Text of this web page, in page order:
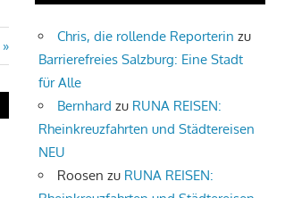
Chris, die rollende Reporterin zu
Barrierefreies Salzburg: Eine Stadt
für Alle
Bernhard zu RUNA REISEN:
Rheinkreuzfahrten und Städtereisen
NEU
Roosen zu RUNA REISEN: